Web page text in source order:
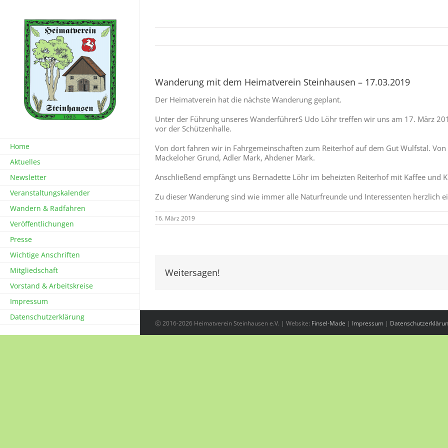
springen
Home
Aktuelles
Newsletter
Veranstaltungskalender
Wandern & Radfahren
Veröffentlichungen
Presse
Wichtige Anschriften
Mitgliedschaft
Vorstand & Arbeitskreise
Impressum
Datenschutzerklärung
Wanderung mit dem Heimatverein Steinhausen – 17.03.2019
Der Heimatverein hat die nächste Wanderung geplant.
Unter der Führung unseres WanderführerS Udo Löhr treffen wir uns am 17. März
vor der Schützenhalle.
Von dort fahren wir in Fahrgemeinschaften zum Reiterhof auf dem Gut Wulfstal.
Mackeloher Grund, Adler Mark, Ahdener Mark.
Anschließend empfängt uns Bernadette Löhr im beheizten Reiterhof mit Kaffee und
Zu dieser Wanderung sind wie immer alle Naturfreunde und Interessenten herzlich
16. März 2019
Weitersagen!
Ⓒ 2016-2026 Heimatverein Steinhausen e.V. | Website: Finsel-Made | Impressum |